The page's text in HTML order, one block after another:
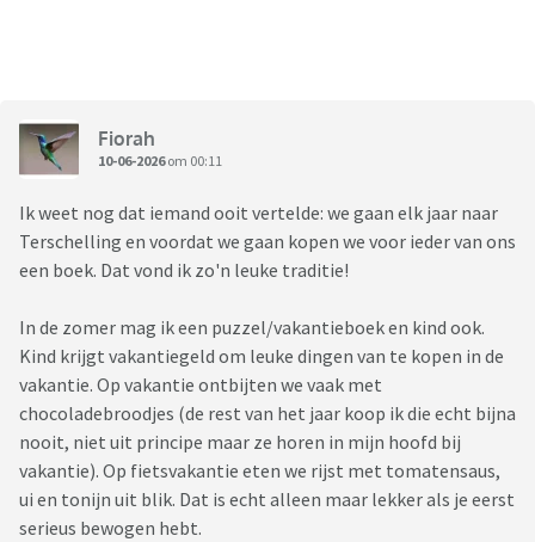
Fiorah
10-06-2026om 00:11
Ik weet nog dat iemand ooit vertelde: we gaan elk jaar naar
Terschelling en voordat we gaan kopen we voor ieder van ons
een boek. Dat vond ik zo'n leuke traditie!
In de zomer mag ik een puzzel/vakantieboek en kind ook.
Kind krijgt vakantiegeld om leuke dingen van te kopen in de
vakantie. Op vakantie ontbijten we vaak met
chocoladebroodjes (de rest van het jaar koop ik die echt bijna
nooit, niet uit principe maar ze horen in mijn hoofd bij
vakantie). Op fietsvakantie eten we rijst met tomatensaus,
ui en tonijn uit blik. Dat is echt alleen maar lekker als je eerst
serieus bewogen hebt.